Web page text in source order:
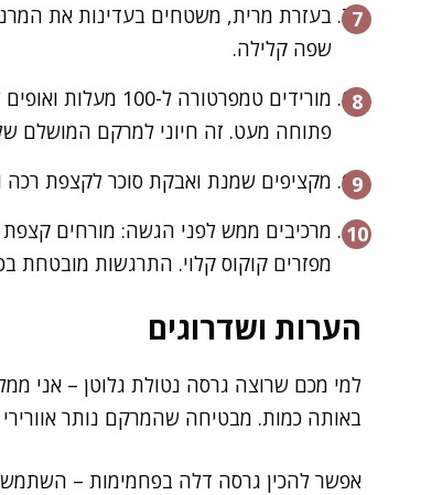
בעזרת מרית, משטחים בעדינות את
שפה קלילה.
פתוחה מעט. זה חיוני למרקם המושלם
מקציפים שמנת ואבקת סוכר לקצפת רכה
מרכיבים ממש לפני הגשה: מורחים קצפת
מפזרים קוקוס קלוי. התרגשות מובטחת
הערות ושדרוגים
למי מכם שרוצה גרסה נטולת גלוטן – אני
באותה כמות. מבטיחה שהמרקם נותר
אפשר להכין גרסה דלה בפחמימות –